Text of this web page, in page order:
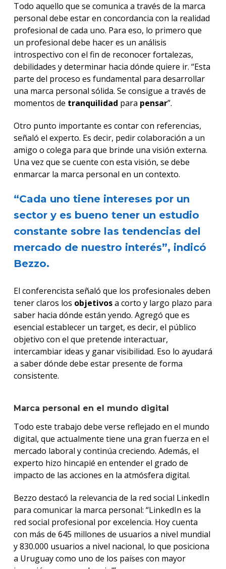
Todo aquello que se comunica a través de la marca
personal debe estar en concordancia con la realidad
profesional de cada uno. Para eso, lo primero que
un profesional debe hacer es un análisis
introspectivo con el fin de reconocer fortalezas,
debilidades y determinar hacia dónde quiere ir. “Esta
parte del proceso es fundamental para desarrollar
una marca personal sólida. Se consigue a través de
momentos de tranquilidad para pensar”.
Otro punto importante es contar con referencias,
señaló el experto. Es decir, pedir colaboración a un
amigo o colega para que brinde una visión externa.
Una vez que se cuente con esta visión, se debe
enmarcar la marca personal en un contexto.
“Cada uno tiene intereses por un
sector y es bueno tener un estudio
constante sobre las tendencias del
mercado de nuestro interés”, indicó
Bezzo.
El conferencista señaló que los profesionales deben
tener claros los objetivosa corto y largo plazo para
saber hacia dónde están yendo. Agregó que es
esencial establecer un target, es decir, el público
objetivo con el que pretende interactuar,
intercambiar ideas y ganar visibilidad. Eso lo ayudará
a saber dónde debe estar presente de forma
consistente.
Marca personal en el mundo digital
Todo este trabajo debe verse reflejado en el mundo
digital, que actualmente tiene una gran fuerza en el
mercado laboral y continúa creciendo. Además, el
experto hizo hincapié en entender el grado de
impacto de las acciones en la atmósfera digital.
Bezzo destacó la relevancia de la red social LinkedIn
para comunicar la marca personal: “LinkedIn es la
red social profesional por excelencia. Hoy cuenta
con más de 645 millones de usuarios a nivel mundial
y 830.000 usuarios a nivel nacional, lo que posiciona
a Uruguay como uno de los países con mayor